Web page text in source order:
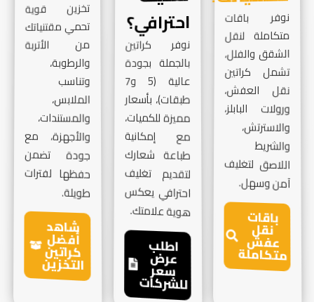
نوفر باقات
متكاملة لنقل
الشقق والفلل،
تشمل كراتين
نقل العفش،
ورولات البابلز،
والاسترتش،
والشريط
اللاصق لتغليف
آمن وسهل.
باقات
نقل
عفش
متكاملة
احترافي؟
نوفر كراتين
بالجملة بجودة
عالية (5 و7
طبقات)، بأسعار
مميزة للكميات،
مع إمكانية
طباعة شعارك
لتقديم تغليف
احترافي يعكس
هوية علامتك.
اطلب
عرض
سعر
للشركات
تخزين قوية
تحمي مقتنياتك
من الأتربة
والرطوبة،
وتناسب
الملابس،
والمستندات،
والأجهزة، مع
جودة تضمن
حفظها لفترات
طويلة.
شاهد
أفضل
كراتين
التخزين